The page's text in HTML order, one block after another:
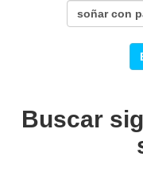
Buscar